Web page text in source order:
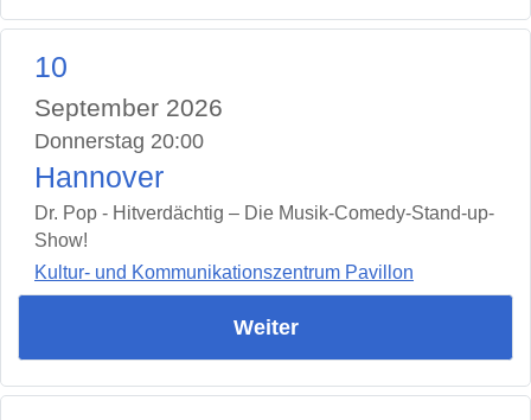
10
September 2026
Donnerstag 20:00
Hannover
Dr. Pop - Hitverdächtig – Die Musik-Comedy-Stand-up-
Show!
Kultur- und Kommunikationszentrum Pavillon
Weiter